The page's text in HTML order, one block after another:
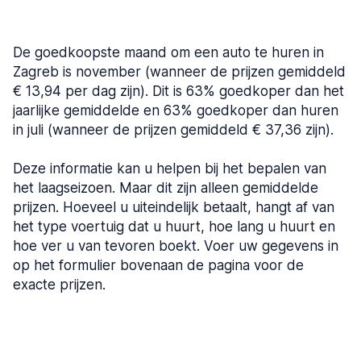
De goedkoopste maand om een auto te huren in
Zagreb is november (wanneer de prijzen gemiddeld
€ 13,94 per dag zijn). Dit is 63% goedkoper dan het
jaarlijke gemiddelde en 63% goedkoper dan huren
in juli (wanneer de prijzen gemiddeld € 37,36 zijn).
Deze informatie kan u helpen bij het bepalen van
het laagseizoen. Maar dit zijn alleen gemiddelde
prijzen. Hoeveel u uiteindelijk betaalt, hangt af van
het type voertuig dat u huurt, hoe lang u huurt en
hoe ver u van tevoren boekt. Voer uw gegevens in
op het formulier bovenaan de pagina voor de
exacte prijzen.